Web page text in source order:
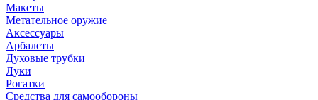
Макеты
Метательное оружие
Аксессуары
Арбалеты
Духовые трубки
Луки
Рогатки
Средства для самообороны